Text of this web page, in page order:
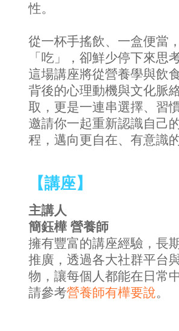
性。
從一杯手搖飲、一盒便當
「吃」，卻鮮少停下來思
這場講座將從營養學與飲
背後的心理動機與文化脈
取，更是一連串選擇、習
邀請你一起重新認識自己
程，邁向更自在、有意識
【講座】
主講人
簡鈺樺 營養師
擁有豐富的講座經驗，長
推廣，透過各大社群平台
物，讓每個人都能在日常
請參考營養師有樺要說。